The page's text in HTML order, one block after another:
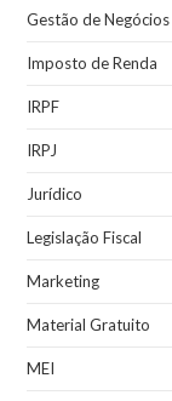
Gestão de Negócios
Imposto de Renda
IRPF
IRPJ
Jurídico
Legislação Fiscal
Marketing
Material Gratuito
MEI